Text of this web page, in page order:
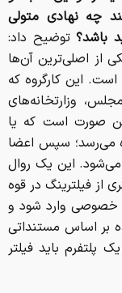
چه نهادی متولی
باشد؟توضیح داد:
از اصلی‌ترین آن‌ها
این کارگروه که
مجلس، وزارتخانه‌های
صورت است که یا
می‌رسد؛ سپس اعضا
این یک روال
از فیلترینگ در قوه
وارد شود و
بر اساس مستنداتی
پلتفرم باید فیلتر